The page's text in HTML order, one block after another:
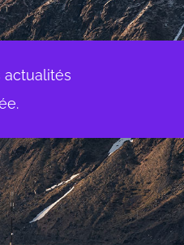
actualités